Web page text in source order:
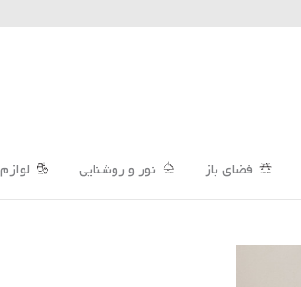
فضای باز نور و روشنایی